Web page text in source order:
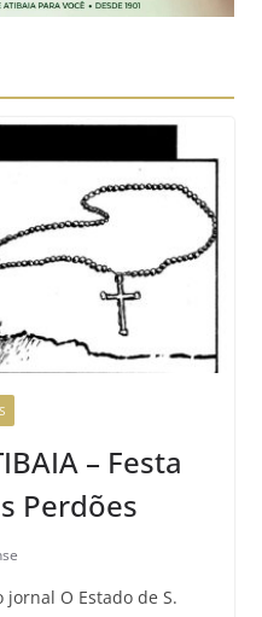
– Festa
Perdões
O Estado de S.